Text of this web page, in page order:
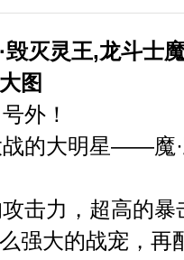
毁灭灵王,龙斗士
图
外！
的大明星——魔·
击力，超高的暴
大的战宠，再